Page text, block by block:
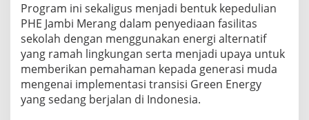
Program ini sekaligus menjadi bentuk kepedulian
PHE Jambi Merang dalam penyediaan fasilitas
sekolah dengan menggunakan energi alternatif
yang ramah lingkungan serta menjadi upaya untuk
memberikan pemahaman kepada generasi muda
mengenai implementasi transisi Green Energy
yang sedang berjalan di Indonesia.